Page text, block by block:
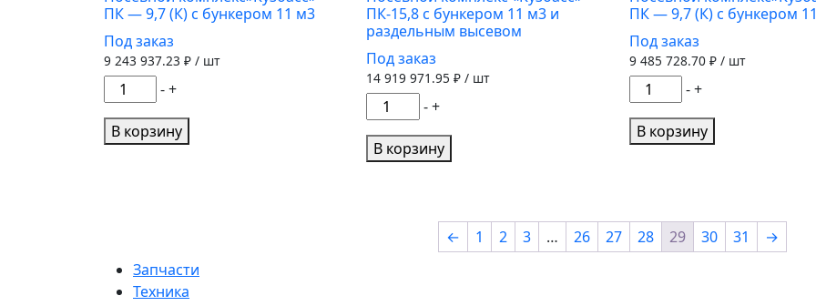
бункером
12,8
м3
с
бункером
10
м3
ПК — 9,7 (К) с бункером 11 м3
Под заказ
9 243 937.23 ₽ / шт
Количество
товара
Посевной
комплекс"Кузбасс"
бункером
-+
В корзину
ПК-15,8 с бункером 11 м3 и
раздельным высевом
Под заказ
14 919 971.95₽ / шт
Количество
товара
Посевной
комплекс
- +
В корзину
ПК — 9,7 (К) с бункером
Под заказ
9 485 728.70 ₽ / шт
Количество
товара
Посевной
комплекс"Кузбасс"
9,7
(К)
-+
В корзину
← 1 2 3 … 26 27 28 29 30 31
→
Запчасти
Техника